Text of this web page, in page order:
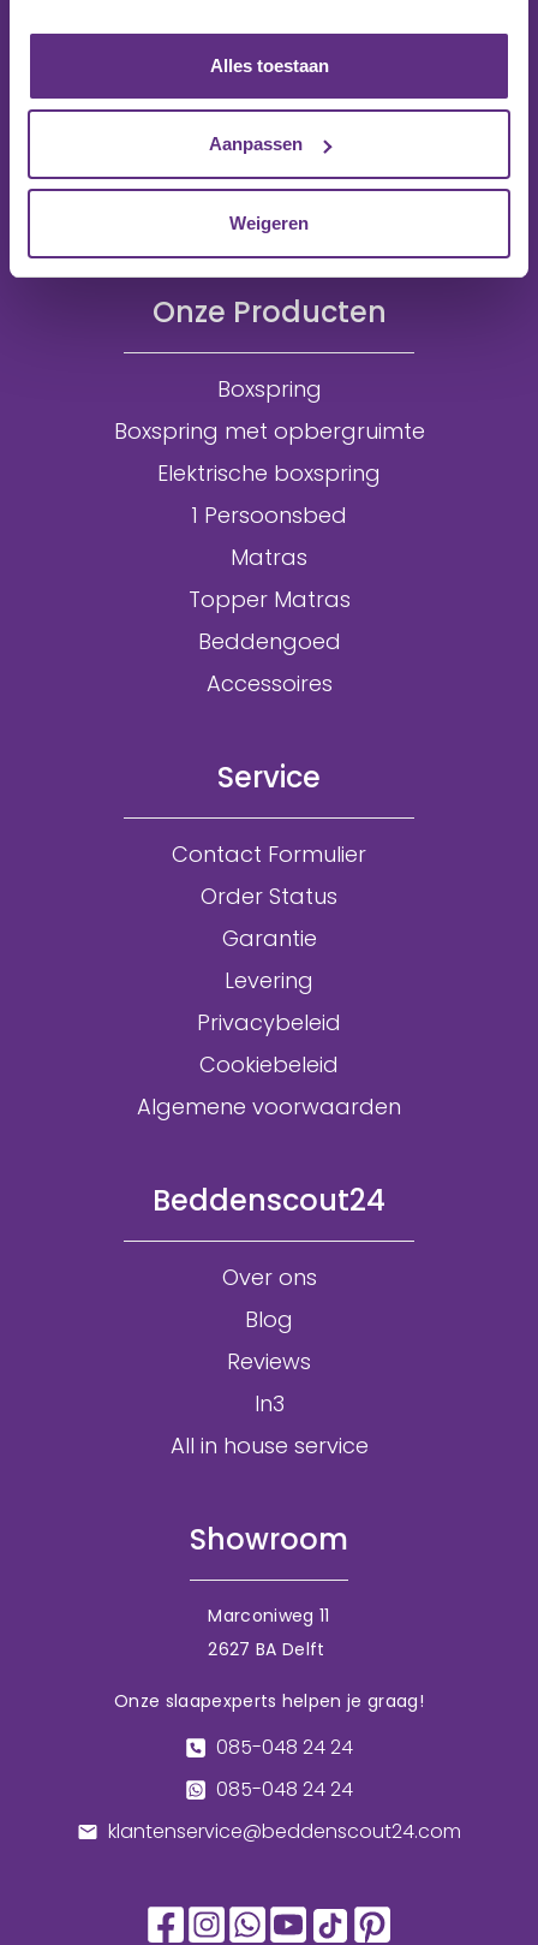
Alles toestaan
Aanpassen
Weigeren
Onze Producten
Boxspring
Boxspring met opbergruimte
Elektrische boxspring
1 Persoonsbed
Matras
Topper Matras
Beddengoed
Accessoires
Service
Contact Formulier
Order Status
Garantie
Levering
Privacybeleid
Cookiebeleid
Algemene voorwaarden
Beddenscout24
Over ons
Blog
Reviews
In3
All in house service
Showroom
Marconiweg 11
2627 BA Delft
Onze slaapexperts helpen je graag!
085-048 24 24
085-048 24 24
klantenservice@beddenscout24.com